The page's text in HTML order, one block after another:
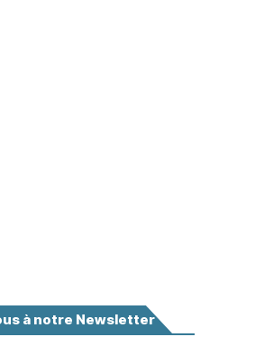
à notre Newsletter